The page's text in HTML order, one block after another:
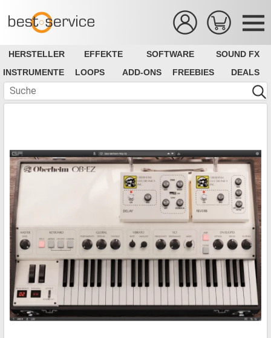
HERSTELLER EFFEKTE SOFTWARE
SOUND FX
INSTRUMENTE
LOOPS ADD-ONS FREEBIES DEALS